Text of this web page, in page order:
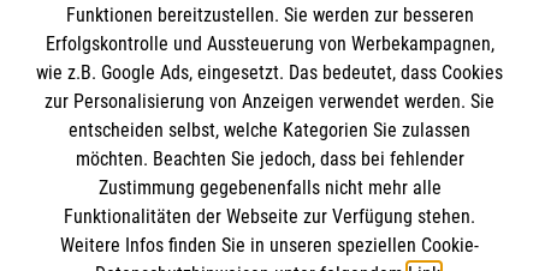
Impressum
Datenschutz
Kontakt
Barrierefreiheit
Die Malteser
Malteser in Deutschland
Malteserorden
Sharepoint
Spendenkonto
Funktionen bereitzustellen. Sie werden zur besseren
Erfolgskontrolle und Aussteuerung von Werbekampagnen,
wie z.B. Google Ads, eingesetzt. Das bedeutet, dass Cookies
zur Personalisierung von Anzeigen verwendet werden. Sie
entscheiden selbst, welche Kategorien Sie zulassen
möchten. Beachten Sie jedoch, dass bei fehlender
Zustimmung gegebenenfalls nicht mehr alle
Funktionalitäten der Webseite zur Verfügung stehen.
Weitere Infos finden Sie in unseren speziellen Cookie-